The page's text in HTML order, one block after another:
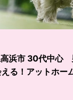
市 30代中
る！アットホー